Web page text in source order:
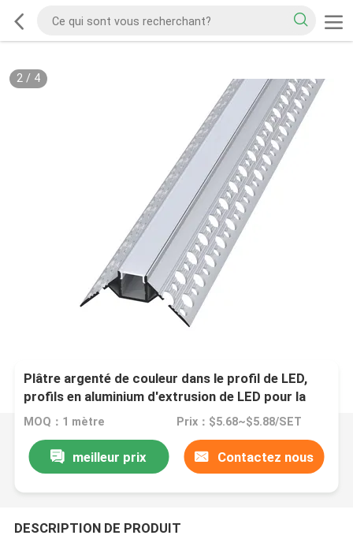
2/ 4
Plâtre argenté de couleur dans le profil de LED,
profils en aluminium d'extrusion de LED pour la
garde-robe
MOQ：1 mètre Prix：$5.68~$5.88/SET
meilleur prix Contactez nous
DESCRIPTION DE PRODUIT